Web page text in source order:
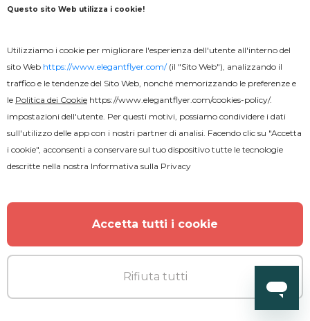
Festa rock
Questo sito Web utilizza i cookie!
Utilizziamo i cookie per migliorare l'esperienza dell'utente all'interno del
sito Web https://www.elegantflyer.com/(il "Sito Web"), analizzando il
traffico e le tendenze del Sito Web, nonché memorizzando le preferenze e
le Politica dei Cookie https://www.elegantflyer.com/cookies-policy/.
impostazioni dell'utente. Per questi motivi, possiamo condividere i dati
sull'utilizzo delle app con i nostri partner di analisi. Facendo clic su "Accetta
i cookie", acconsenti a conservare sul tuo dispositivo tutte le tecnologie
descritte nella nostra Informativa sulla Privacy
Accetta tutti i cookie
Rifiuta tutti